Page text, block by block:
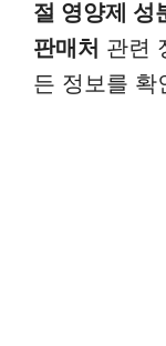
절 영양제 성
판매처 관련
든 정보를 확